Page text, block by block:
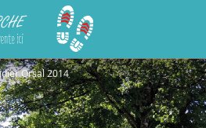
(TCP)
Orsal 2014